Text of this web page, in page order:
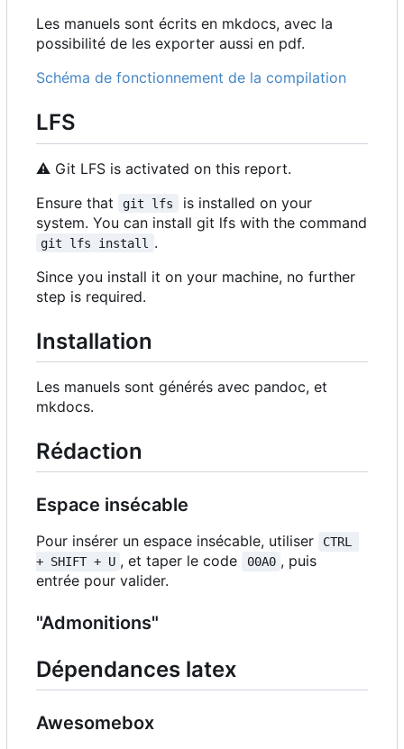
Les manuels sont écrits en mkdocs, avec la
possibilité de les exporter aussi en pdf.
Schéma de fonctionnement de la compilation
LFS
⚠️ Git LFS is activated on this report.
Ensure that
git lfs
is installed on your
system. You can install git lfs with the command
git lfs install
.
Since you install it on your machine, no further
step is required.
Installation
Les manuels sont générés avec pandoc, et
mkdocs.
Rédaction
Espace insécable
Pour insérer un espace insécable, utiliser
CTRL
+ SHIFT + U , et taper le code 00A0 , puis
entrée pour valider.
"Admonitions"
Dépendances latex
Awesomebox